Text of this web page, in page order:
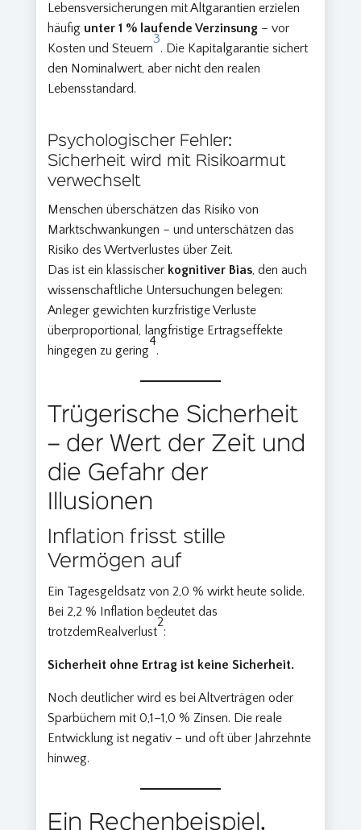
Lebensversicherungen mit Altgarantien erzielen
häufig unter 1 % laufende Verzinsung – vor
Kosten und Steuern
3
. Die Kapitalgarantie sichert
den Nominalwert, aber nicht den realen
Lebensstandard.
Psychologischer Fehler:
Sicherheit wird mit Risikoarmut
verwechselt
Menschen überschätzen das Risiko von
Marktschwankungen – und unterschätzen das
Risiko des Wertverlustes über Zeit.
Das ist ein klassischer kognitiver Bias, den auch
wissenschaftliche Untersuchungen belegen:
Anleger gewichten kurzfristige Verluste
überproportional, langfristige Ertragseffekte
hingegen zu gering
4
.
Trügerische Sicherheit
– der Wert der Zeit und
die Gefahr der
Illusionen
Inflation frisst stille
Vermögen auf
Ein Tagesgeldsatz von 2,0 % wirkt heute solide.
Bei 2,2 % Inflation bedeutet das
trotzdemRealverlust
2
:
Sicherheit ohne Ertrag ist keine Sicherheit.
Noch deutlicher wird es bei Altverträgen oder
Sparbüchern mit 0,1–1,0 % Zinsen. Die reale
Entwicklung ist negativ – und oft über Jahrzehnte
hinweg.
Ein Rechenbeispiel,